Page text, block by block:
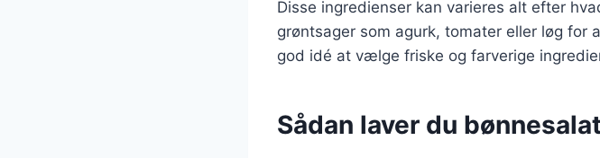
Disse ingredienser kan varieres alt efter
grøntsager som agurk, tomater eller løg for
god idé at vælge friske og farverige
Sådan laver du